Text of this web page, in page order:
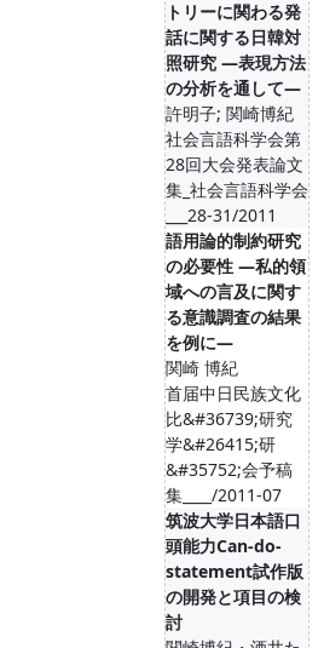
トリーに関わる発
話に関する日韓対
照研究 ―表現方法
の分析を通して―
許明子; 関崎博紀
社会言語科学会第
28回大会発表論文
集_社会言語科学会
___28-31/2011
語用論的制約研究
の必要性 ―私的領
域への言及に関す
る意識調査の結果
を例に―
関崎 博紀
首届中日民族文化
比&#36739;研究
学&#26415;研
&#35752;会予稿
集____/2011-07
筑波大学日本語口
頭能力Can-do-
statement試作版
の開発と項目の検
討